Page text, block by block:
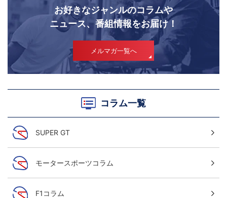
お好きなジャンルのコラムや
ニュース、番組情報をお届け！
メルマガ一覧へ
コラム一覧
SUPER GT
モータースポーツコラム
F1コラム